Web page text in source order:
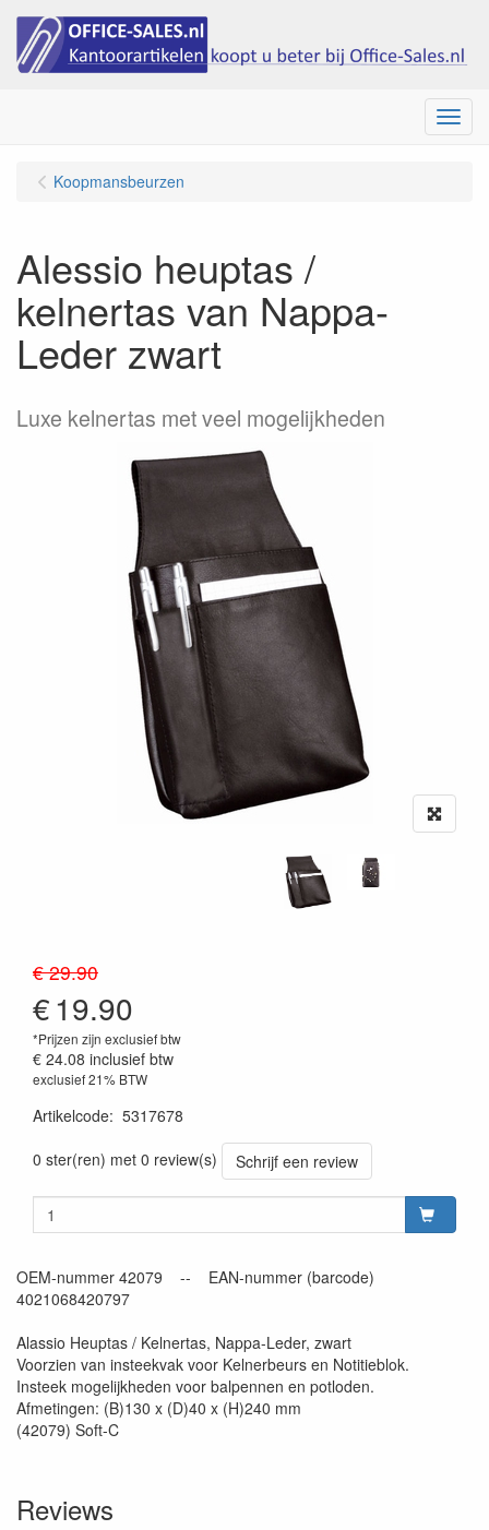
Menu
Koopmansbeurzen
Alessio heuptas /
kelnertas van Nappa-
Leder zwart
Luxe kelnertas met veel mogelijkheden
€ 29.90
€19.90
*Prijzen zijn exclusief btw
€ 24.08 inclusief btw
exclusief 21% BTW
Artikelcode: 5317678
0 ster(ren) met 0 review(s)
Schrijf een review
OEM-nummer 42079 -- EAN-nummer (barcode)
4021068420797
Alassio Heuptas / Kelnertas, Nappa-Leder, zwart
Voorzien van insteekvak voor Kelnerbeurs en Notitieblok.
Insteek mogelijkheden voor balpennen en potloden.
Afmetingen: (B)130 x (D)40 x (H)240 mm
(42079) Soft-C
Reviews